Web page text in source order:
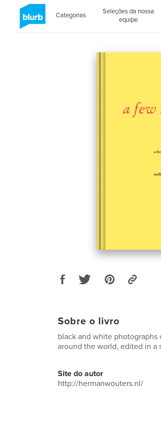
Categorias
Seleções da nossa
equipe
Sobre o livro
black and white
around the world, edited in a
Site do autor
http://hermanwouters.nl/